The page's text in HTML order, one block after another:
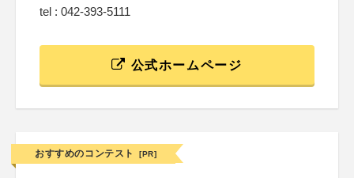
tel : 042-393-5111
公式ホームページ
おすすめのコンテスト [PR]